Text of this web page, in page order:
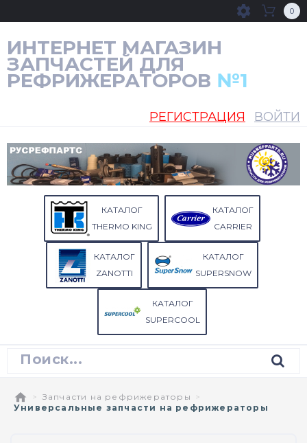
ИНТЕРНЕТ МАГАЗИН
ЗАПЧАСТЕЙ ДЛЯ
РЕФРИЖЕРАТОРОВ №1
0
РЕГИСТРАЦИЯ ВОЙТИ
КАТАЛОГ
THERMO KING
КАТАЛОГ
CARRIER
КАТАЛОГ
ZANOTTI
КАТАЛОГ
SUPERSNOW
КАТАЛОГ
SUPERCOOL
Запчасти на рефрижераторы
Универсальные запчасти на рефрижераторы